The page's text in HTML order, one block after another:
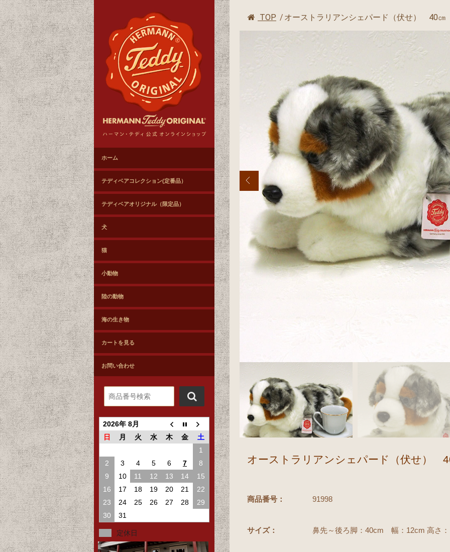
ホーム
テディベアコレクション(定番品）
テディベアオリジナル（限定品）
犬
猫
小動物
陸の動物
海の生き物
カートを見る
お問い合わせ
2026年 8月
日
月 火 水 木 金
土
1
2
3 4 5 6 7
8
9
10 11 12 13 14
15
16
17 18 19 20 21
22
23
24 25 26 27 28
29
30
31
定休日
TOP / オーストラリアンシェパード（伏せ） 40㎝
オーストラリアンシェパード（伏せ）
商品番号： 91998
サイズ： 鼻先～後ろ脚：40cm 幅：12cm 高さ